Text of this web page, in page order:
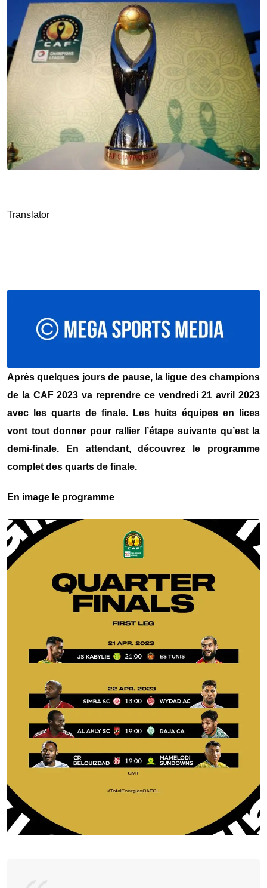
Translator
Après quelques jours de pause, la ligue des champions
de la CAF 2023 va reprendre ce vendredi 21 avril 2023
avec les quarts de finale. Les huits équipes en lices
vont tout donner pour rallier l’étape suivante qu’est la
demi-finale. En attendant, découvrez le programme
complet des quarts de finale.
En image le programme